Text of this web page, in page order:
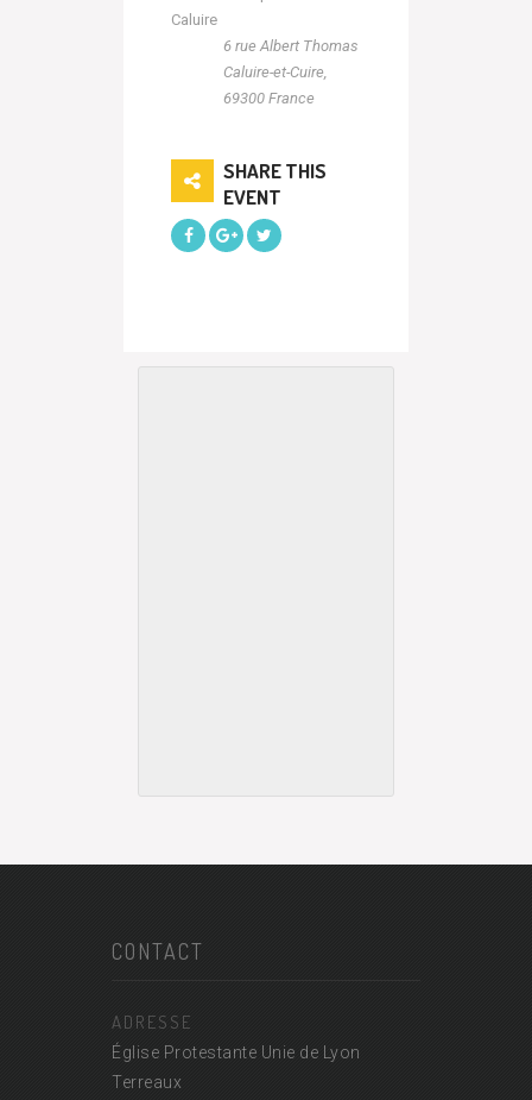
Caluire
6 rue Albert Thomas
Caluire-et-Cuire
69300 France
SHARE THIS
EVENT
CONTACT
ADRESSE
Église Protestante Unie de Lyon
Terreaux